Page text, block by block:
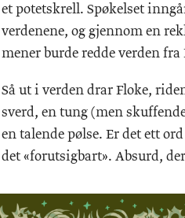
et potetskrell. Spøkelset
verdenene, og gjennom en
mener burde redde verden
Så ut i verden drar Floke,
sverd, en tung (men
en talende pølse. Er det ett
det «forutsigbart». Absurd,